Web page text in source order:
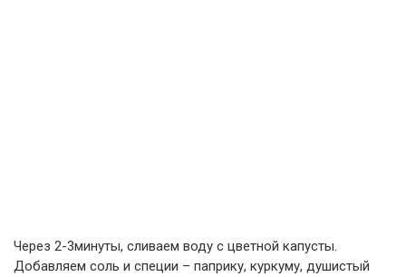
Через 2-3минуты, сливаем воду с цветной капусты.
Добавляем соль и специи – паприку, куркуму, душистый